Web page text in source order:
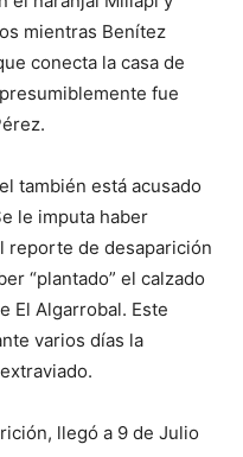
mientras Benítez
conecta la casa de
fue
también está acusado
le imputa haber
reporte de desaparición
“plantado” el calzado
El Algarrobal. Este
varios días la
llegó a 9 de Julio